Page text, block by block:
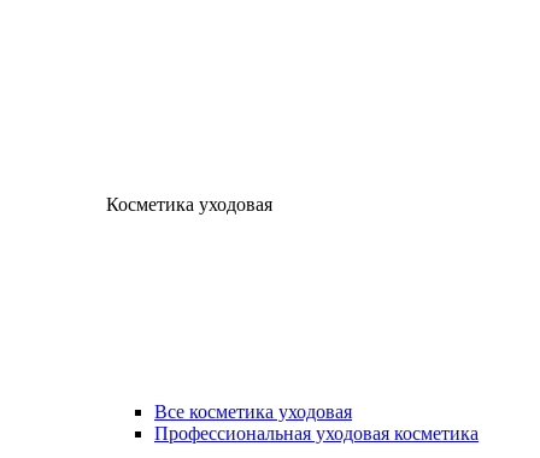
Косметика уходовая
Все косметика уходовая
Профессиональная уходовая косметика